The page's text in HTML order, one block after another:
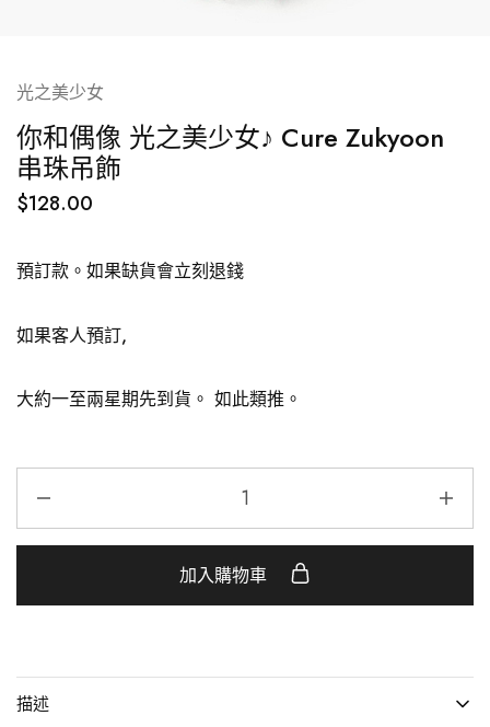
光之美少女
你和偶像 光之美少女♪ Cure Zukyoon
串珠吊飾
$128.00
預訂款。如果缺貨會立刻退錢
如果客人預訂,
大約一至兩星期先到貨。 如此類推。
加入購物車
描述